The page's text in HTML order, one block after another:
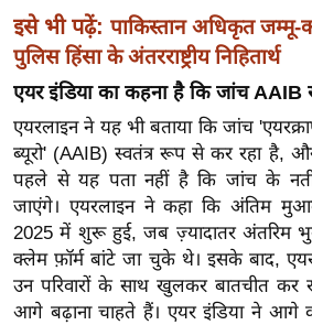
इं
डि
या
सा
हि
त्य
ज
ग
त
ऑ
टो
इसे भी पढ़ें: पाकिस्तान अधिकृत जम्मू-
पुलिस हिंसा के अंतरराष्ट्रीय निहितार्थ
एयर इंडिया का कहना है कि जांच AAIB
एयरलाइन ने यह भी बताया कि जांच
ब्यूरो' (AAIB) स्वतंत्र रूप से कर रहा है,
पहले से यह पता नहीं है कि जांच के
जाएंगे। एयरलाइन ने कहा कि अंतिम
2025 में शुरू हुई, जब ज़्यादातर अंतरिम
क्लेम फ़ॉर्म बांटे जा चुके थे। इसके बाद,
उन परिवारों के साथ खुलकर बातचीत कर
आगे बढ़ाना चाहते हैं। एयर इंडिया ने आगे